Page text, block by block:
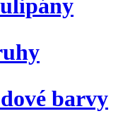
barvy